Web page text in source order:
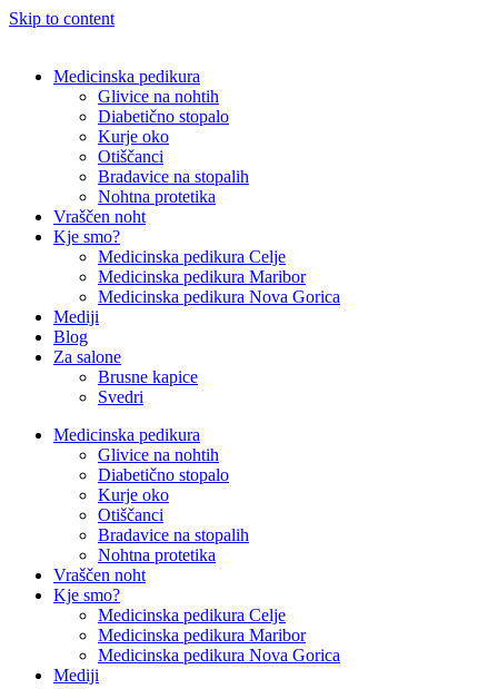
Skip to content
Medicinska pedikura
Glivice na nohtih
Diabetično stopalo
Kurje oko
Otiščanci
Bradavice na stopalih
Nohtna protetika
Vraščen noht
Kje smo?
Medicinska pedikura Celje
Medicinska pedikura Maribor
Medicinska pedikura Nova Gorica
Mediji
Blog
Za salone
Brusne kapice
Svedri
Medicinska pedikura
Glivice na nohtih
Diabetično stopalo
Kurje oko
Otiščanci
Bradavice na stopalih
Nohtna protetika
Vraščen noht
Kje smo?
Medicinska pedikura Celje
Medicinska pedikura Maribor
Medicinska pedikura Nova Gorica
Mediji